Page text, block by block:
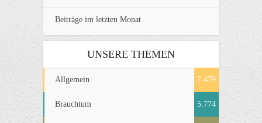
Beiträge im letzten Monat
UNSERE THEMEN
Allgemein 7.479
Brauchtum 5.774